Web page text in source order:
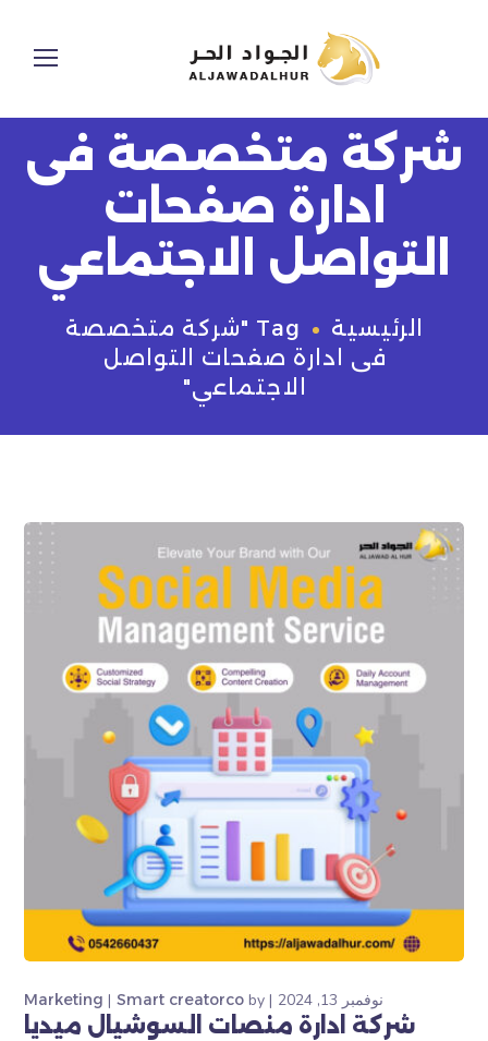
شركة متخصصة فى
ادارة صفحات
التواصل الاجتماعي
الرئيسية
Tag "شركة متخصصة
فى ادارة صفحات التواصل
الاجتماعي"
نوفمبر 13, 2024 by
Smart creatorco
Marketing
شركة ادارة منصات السوشيال ميديا